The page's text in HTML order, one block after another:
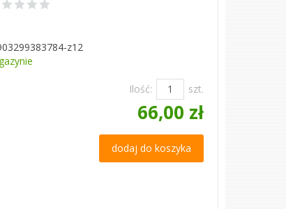
z12
Ilość: szt.
66,00 zł
dodaj do koszyka